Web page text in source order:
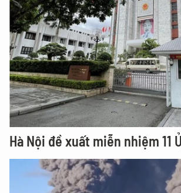
Hà Nội đề xuất miễn nhiệm 11